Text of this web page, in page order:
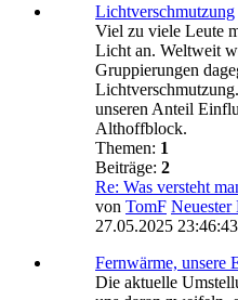
Lichtverschmutzung
Viel zu viele Leute
Licht an. Weltweit
Gruppierungen
unseren Anteil
Althoffblock.
Themen: 1
Beiträge: 2
Re: Was versteht
von TomF Neuester
27.05.2025 23:46:43
Fernwärme, unsere
Die aktuelle